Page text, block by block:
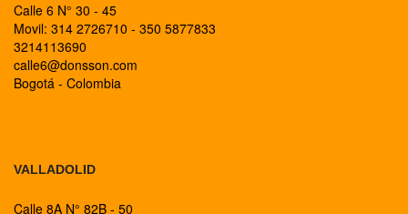
Calle 6 N° 30 - 45
Movil: 314 2726710 - 350 5877833
3214113690
calle6@donsson.com
Bogotá - Colombia
VALLADOLID
Calle 8A N° 82B - 50